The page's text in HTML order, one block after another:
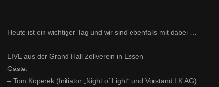
Heute ist ein wichtiger Tag und wir sind ebenfalls mit dabei …
LIVE aus der Grand Hall Zollverein in Essen
Gäste:
– Tom Koperek (Initiator „Night of Light“ und Vorstand LK AG)